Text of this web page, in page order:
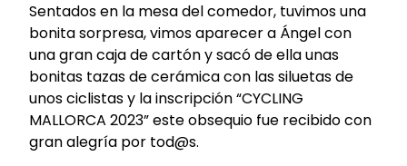
Sentados en la mesa del comedor, tuvimos una
bonita sorpresa, vimos aparecer a Ángel con
una gran caja de cartón y sacó de ella unas
bonitas tazas de cerámica con las siluetas de
unos ciclistas y la inscripción “CYCLING
MALLORCA 2023” este obsequio fue recibido con
gran alegría por tod@s.